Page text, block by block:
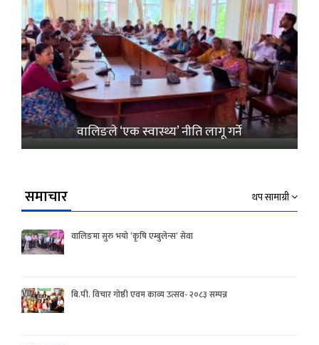
वालिङले ‘एक स्वास्थ्य’ नीति लागू गर्ने
समाचार थप सामाग्री
वालिङमा सुरु भयो ‘कृषि एम्बुलेन्स’ सेवा
बि.पी. विचार गोष्ठी एवम काव्य उत्सव- २०८३ सम्पन्न